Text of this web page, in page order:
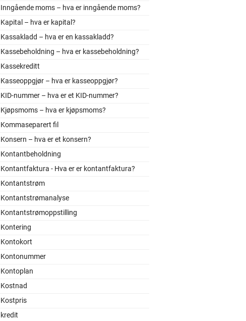
Inngående moms – hva er inngående moms?
Kapital – hva er kapital?
Kassakladd – hva er en kassakladd?
Kassebeholdning – hva er kassebeholdning?
Kassekreditt
Kasseoppgjør – hva er kasseoppgjør?
KID-nummer – hva er et KID-nummer?
Kjøpsmoms – hva er kjøpsmoms?
Kommaseparert fil
Konsern – hva er et konsern?
Kontantbeholdning
Kontantfaktura - Hva er er kontantfaktura?
Kontantstrøm
Kontantstrømanalyse
Kontantstrømoppstilling
Kontering
Kontokort
Kontonummer
Kontoplan
Kostnad
Kostpris
kredit